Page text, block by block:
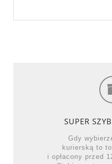
SUPER
Gdy
kurierską to
i opłacony przed